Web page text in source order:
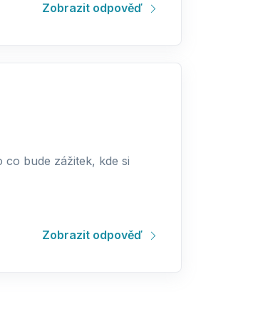
Zobrazit odpověď
bude zážitek, kde si
Zobrazit odpověď